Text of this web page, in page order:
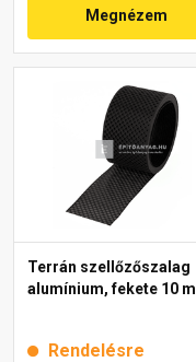
Megnézem
Terrán szellőzőszalag
alumínium, fekete 10 m
Rendelésre